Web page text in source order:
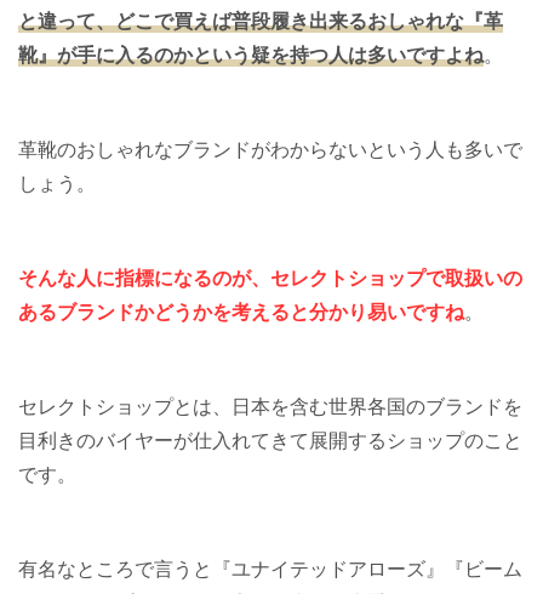
と違って、どこで買えば普段履き出来るおしゃれな『革
靴』が手に入るのかという疑を持つ人は多いですよね。
革靴のおしゃれなブランドがわからないという人も多いで
しょう。
そんな人に指標になるのが、 セレクトショップで取扱いの
あるブランドかどうかを考えると分かり易いですね。
セレクトショップとは、日本を含む世界各国のブランドを
目利きのバイヤーが仕入れてきて展開するショップのこと
です。
有名なところで言うと『ユナイテッドアローズ』『ビーム